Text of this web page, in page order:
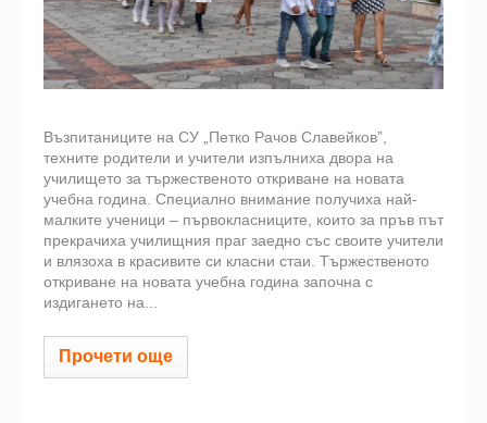
Възпитаниците на СУ „Петко Рачов Славейков”,
техните родители и учители изпълниха двора на
училището за тържественото откриване на новата
учебна година. Специално внимание получиха най-
малките ученици – първокласниците, които за пръв път
прекрачиха училищния праг заедно със своите учители
и влязоха в красивите си класни стаи. Тържественото
откриване на новата учебна година започна с
издигането на...
Прочети още